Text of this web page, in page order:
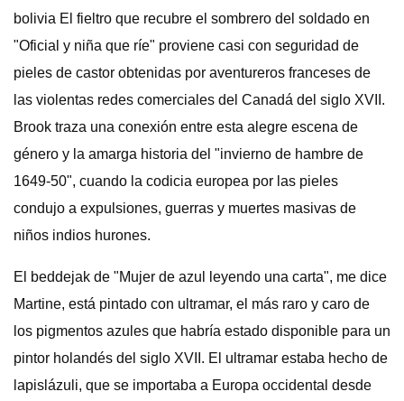
bolivia El fieltro que recubre el sombrero del soldado en
"Oficial y niña que ríe" proviene casi con seguridad de
pieles de castor obtenidas por aventureros franceses de
las violentas redes comerciales del Canadá del siglo XVII.
Brook traza una conexión entre esta alegre escena de
género y la amarga historia del "invierno de hambre de
1649-50", cuando la codicia europea por las pieles
condujo a expulsiones, guerras y muertes masivas de
niños indios hurones.
El beddejak de "Mujer de azul leyendo una carta", me dice
Martine, está pintado con ultramar, el más raro y caro de
los pigmentos azules que habría estado disponible para un
pintor holandés del siglo XVII. El ultramar estaba hecho de
lapislázuli, que se importaba a Europa occidental desde